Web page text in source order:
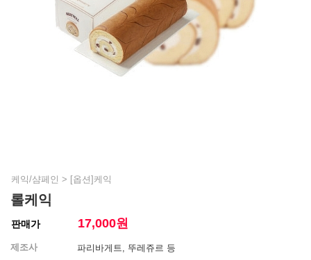
케익/샴페인 > [옵션]케익
롤케익
판매가 17,000원
제조사
파리바게트, 뚜레쥬르 등